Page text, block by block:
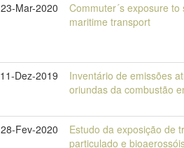
23-Mar-2020
Commuter´s exposure
maritime transport
11-Dez-2019
Inventário de emissões
oriundas da combustão
28-Fev-2020
Estudo da exposição de
particulado e